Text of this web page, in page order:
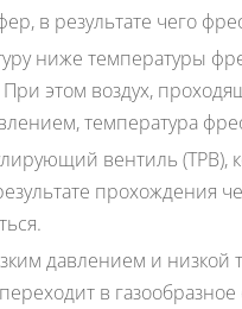
в результате чего
ниже температуры
этом воздух,
температура
вентиль
прохождения
давлением и низкой
в газообразное